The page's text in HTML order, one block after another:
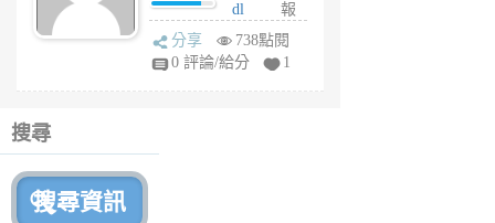
前
dl
sq
fy
報
分享
738點閱
0 評論/給分
1
搜尋